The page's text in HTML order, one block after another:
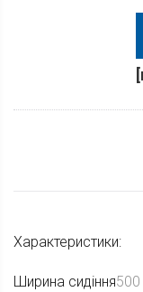
Характеристики:
Ширина сидіння500